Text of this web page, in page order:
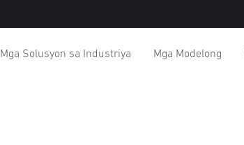
Mga Solusyon sa Industriya Mga Modelong